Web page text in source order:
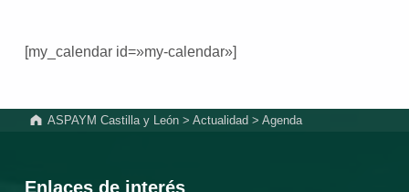
[my_calendar id=»my-calendar»]
ASPAYM Castilla y León >Actualidad >Agenda
Enlaces de interés